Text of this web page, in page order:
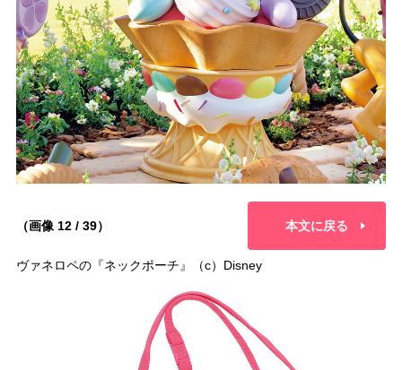
（画像 12 / 39） 本文に戻る
ヴァネロペの『ネックポーチ』（c）Disney